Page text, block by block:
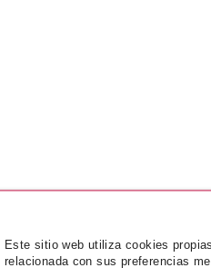
Este sitio web utiliza cookies
relacionada con sus preferencias